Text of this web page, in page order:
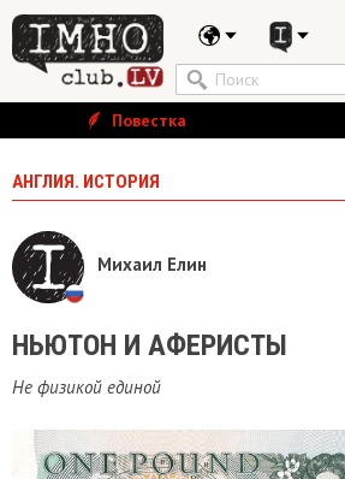
Повестка
АНГЛИЯ. ИСТОРИЯ
Михаил Елин
НЬЮТОН И АФЕРИСТЫ
Не физикой единой